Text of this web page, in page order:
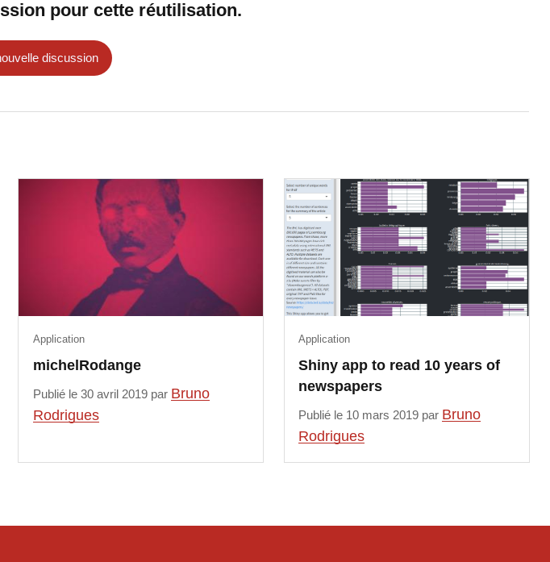
pour cette réutilisation.
discussion
michelRodange
Application
Publié le 30 avril 2019 par Bruno
Rodrigues
Shiny app to read 10 years of
newspapers
Application
Publié le 10 mars 2019 par Bruno
Rodrigues